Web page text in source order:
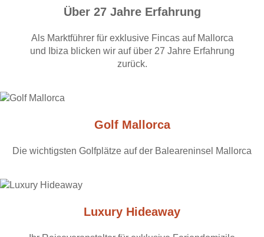
Über 27 Jahre Erfahrung
Als Marktführer für exklusive Fincas auf Mallorca
und Ibiza blicken wir auf über 27 Jahre Erfahrung
zurück.
Golf Mallorca
Die wichtigsten Golfplätze auf der Baleareninsel Mallorca
Luxury Hideaway